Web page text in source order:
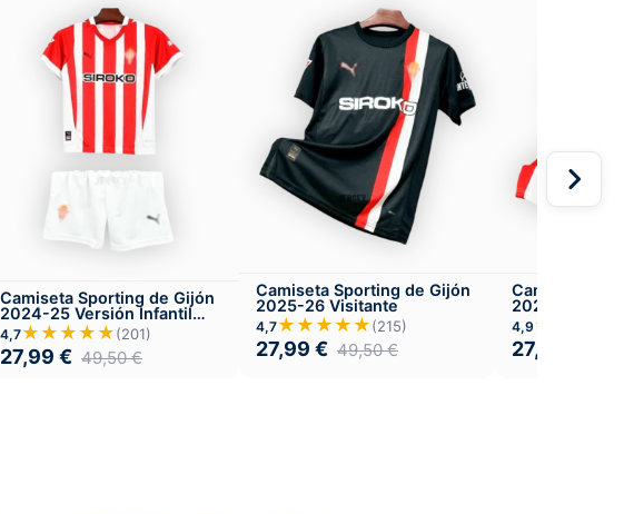
Camiseta Sporting de Gijón
2024-25 Versión Infantil
Local
4,7★★★★★(201)
27,99 € 49,50€
Camiseta Sporting de Gijón
2025-26 Visitante
4,7★★★★★(215)
27,99 € 49,50€
Camiseta
2025-26
4,9
27,99